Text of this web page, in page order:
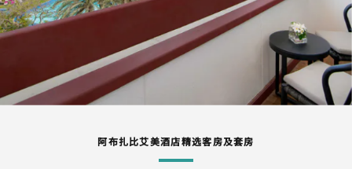
阿布扎比艾美酒店精选客房及套房